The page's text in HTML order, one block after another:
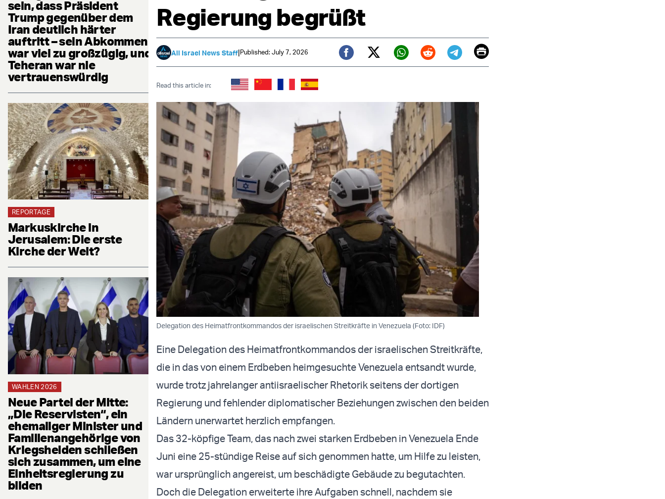
sein, dass Präsident
Trump gegenüber dem
Iran deutlich härter
auftritt – sein Abkommen
war viel zu großzügig, und
Teheran war nie
vertrauenswürdig
REPORTAGE
Markuskirche in
Jerusalem: Die erste
Kirche der Welt?
WAHLEN 2026
Neue Partei der Mitte:
„Die Reservisten“, ein
ehemaliger Minister und
Familienangehörige von
Kriegshelden schließen
sich zusammen, um eine
Einheitsregierung zu
bilden
Regierung begrüßt
All Israel News Staff|Published: July 7, 2026
Facebook
Twitter (X)
Whatsapp
RedditTelegram
EmailPrint
Read this article in:
Delegation des Heimatfrontkommandos der israelischen Streitkräfte in Venezuela (Foto: IDF)
Eine Delegation des Heimatfrontkommandos der israelischen Streitkräfte,
die in das von einem Erdbeben heimgesuchte Venezuela entsandt wurde,
wurde trotz jahrelanger antiisraelischer Rhetorik seitens der dortigen
Regierung und fehlender diplomatischer Beziehungen zwischen den beiden
Ländern unerwartet herzlich empfangen.
Das 32-köpfige Team, das nach zwei starken Erdbeben in Venezuela Ende
Juni eine 25-stündige Reise auf sich genommen hatte, um Hilfe zu leisten,
war ursprünglich angereist, um beschädigte Gebäude zu begutachten.
Doch die Delegation erweiterte ihre Aufgaben schnell, nachdem sie